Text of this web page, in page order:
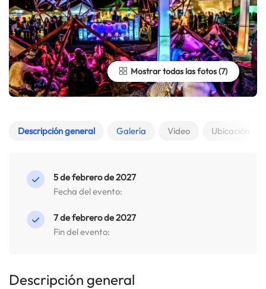
Mostrar todas las fotos
Descripción general Galería Video Ubicación
5 de febrero de 2027
Fecha del evento:
7 de febrero de 2027
Fin del evento:
Descripción general